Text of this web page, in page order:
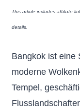
This article includes affiliate
details.
Bangkok ist eine
moderne
Tempel,